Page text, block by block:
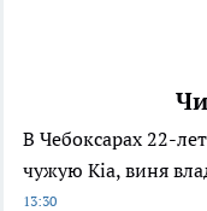
В Чебоксарах 22-
чужую Kia, виня
13:30